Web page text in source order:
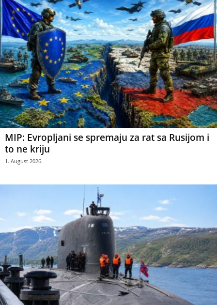
MIP: Evropljani se spremaju za rat sa Rusijom i
to ne kriju
1. August 2026.